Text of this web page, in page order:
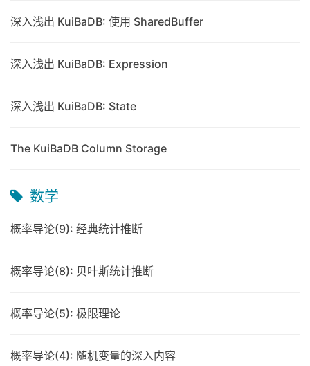
深入浅出 KuiBaDB: 使用 SharedBuffer
深入浅出 KuiBaDB: Expression
深入浅出 KuiBaDB: State
The KuiBaDB Column Storage
数学
概率导论(9): 经典统计推断
概率导论(8): 贝叶斯统计推断
概率导论(5): 极限理论
概率导论(4): 随机变量的深入内容